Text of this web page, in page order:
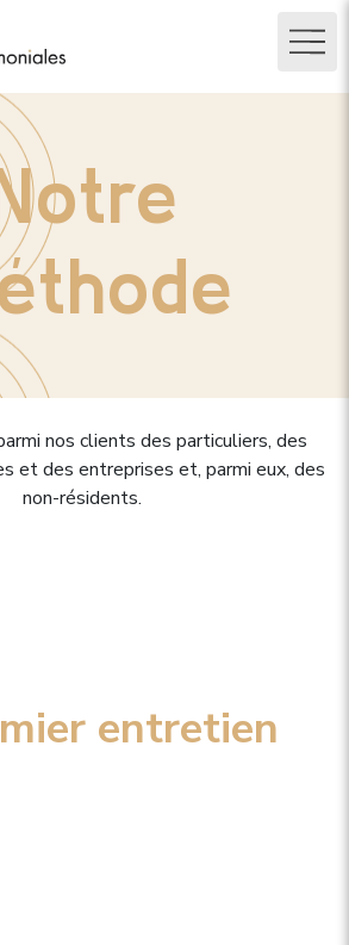
nos clients des particuliers, des
et des entreprises et, parmi eux, des
non-résidents.
entretien